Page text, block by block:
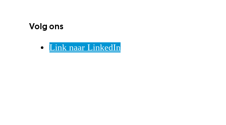
Volg ons
Link naar LinkedIn